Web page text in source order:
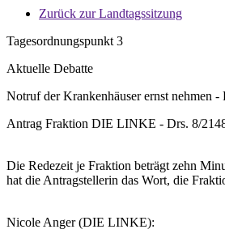
Zurück zur Landtagssitzung
Tagesordnungspunkt 3
Aktuelle Debatte
Notruf der Krankenhäuser ernst nehmen -
Antrag Fraktion DIE LINKE - Drs. 8/
Die Redezeit je Fraktion beträgt zehn
hat die Antragstellerin das Wort, die
Nicole Anger (DIE LINKE):